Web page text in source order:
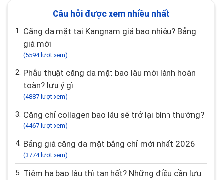
Câu hỏi được xem nhiều nhất
1. Căng da mặt tại Kangnam giá bao nhiêu? Bảng
giá mới
(5594 lượt xem)
2. Phẫu thuật căng da mặt bao lâu mới lành hoàn
toàn? lưu ý gì
(4887 lượt xem)
3. Căng chỉ collagen bao lâu sẽ trở lại bình thường?
(4467 lượt xem)
4. Bảng giá căng da mặt bằng chỉ mới nhất 2026
(3774 lượt xem)
5. tiêm ha bao lâu thì tan hết? Những điều cần lưu